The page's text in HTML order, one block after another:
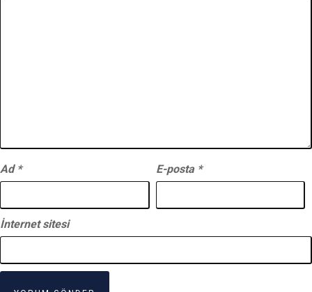
Ad * E-posta *
İnternet sitesi